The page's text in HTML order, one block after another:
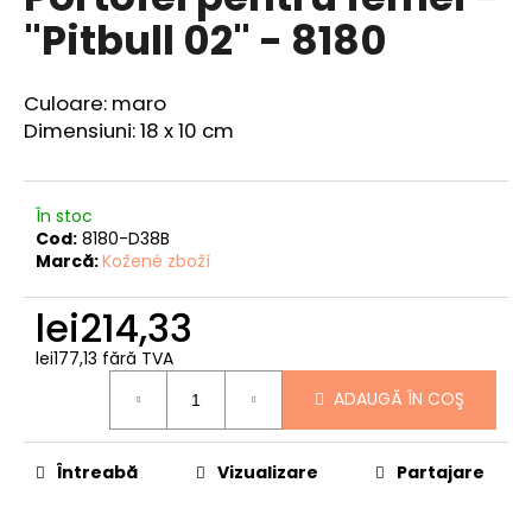
este
5
stele.
"Pitbull 02" - 8180
Culoare: maro
Dimensiuni: 18 x 10 cm
În stoc
Cod: 8180-D38B
Marcă:Kožené zboží
lei214,33
lei177,13 fără TVA
ADAUGĂ ÎN COŞ
Întreabă Vizualizare Partajare
V
ă
e
c
o
m
n
d
ă
CUREA
PIELE